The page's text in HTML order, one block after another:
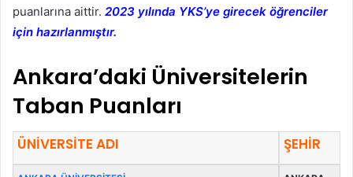
puanlarına aittir. 2023 yılında YKS’ye girecek öğrenciler
için hazırlanmıştır.
Ankara’daki Üniversitelerin
Taban Puanları
ÜNİVERSİTE ADI ŞEHİR